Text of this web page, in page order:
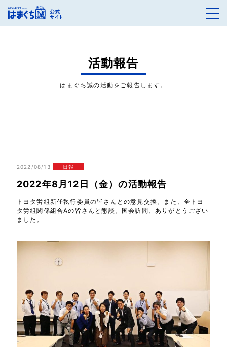
活動報告
はまぐち誠の活動をご報告します。
2022/08/13 日報
2022年8月12日（金）の活動報告
トヨタ労組新任執行委員の皆さんとの意見交換。また、全トヨ
タ労組関係組合Aの皆さんと懇談。国会訪問、ありがとうござい
ました。